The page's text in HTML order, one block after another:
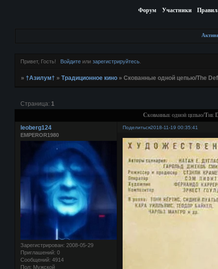
Форум Участники
Привет, Гость! Войдитеили зарегистрируйтесь.
»†Азилум† »Традиционное кино »Скованные одной цепью/The
Скованные одной цепью/The
Страница: 1
Поделиться2018-11-19 00:35:41
leoberg124
EMPEROR1980
Зарегистрирован: 2008-05-29
Приглашений: 0
Сообщений: 4914
Пол: Мужской